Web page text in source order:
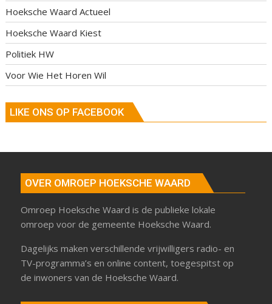
Hoeksche Waard Actueel
Hoeksche Waard Kiest
Politiek HW
Voor Wie Het Horen Wil
LIKE ONS OP FACEBOOK
OVER OMROEP HOEKSCHE WAARD
Omroep Hoeksche Waard is de publieke lokale
omroep voor de gemeente Hoeksche Waard.
Dagelijks maken verschillende vrijwilligers radio- en
TV-programma’s en online content, toegespitst op
de inwoners van de Hoeksche Waard.